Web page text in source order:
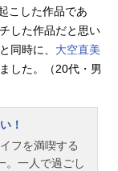
こした作品であ
した作品だと思い
同時に、 大空直美
した。（20代・男
！
フを満喫する
。一人で過ごし